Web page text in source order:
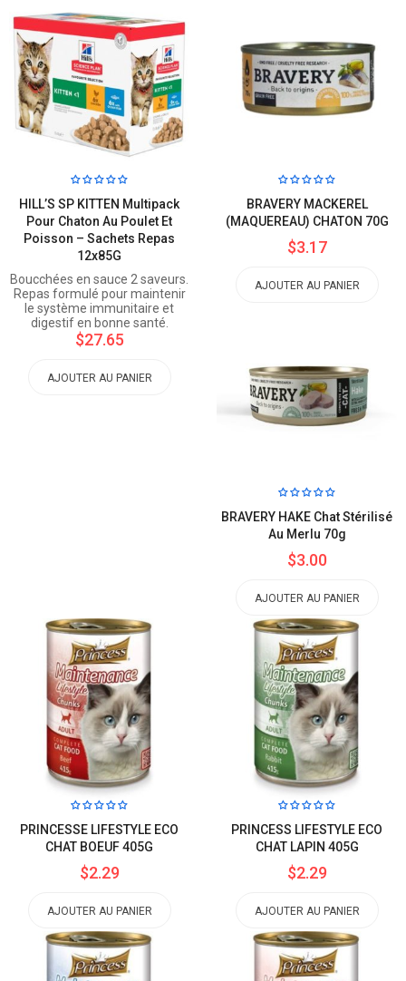
HILL’S SP KITTEN Multipack
Pour Chaton Au Poulet Et
Poisson – Sachets Repas
12x85G
Boucchées en sauce 2 saveurs.
Repas formulé pour maintenir
le système immunitaire et
digestif en bonne santé.
$27.65
AJOUTER AU PANIER
BRAVERY MACKEREL
(MAQUEREAU) CHATON 70G
$3.17
AJOUTER AU PANIER
BRAVERY HAKE Chat Stérilisé
Au Merlu 70g
$3.00
AJOUTER AU PANIER
PRINCESSE LIFESTYLE ECO
CHAT BOEUF 405G
$2.29
AJOUTER AU PANIER
PRINCESS LIFESTYLE ECO
CHAT LAPIN 405G
$2.29
AJOUTER AU PANIER